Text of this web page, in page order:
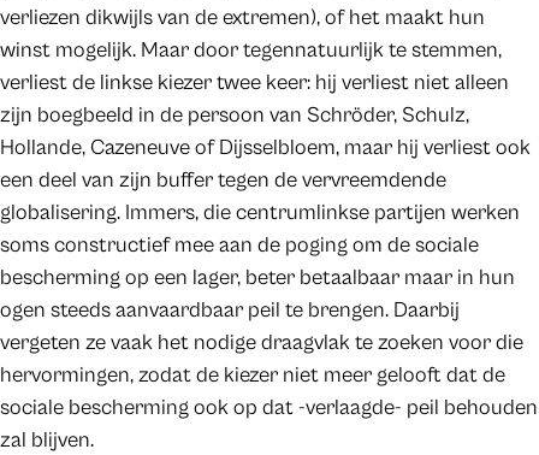
verliezen dikwijls van de extremen), of het maakt hun
winst mogelijk. Maar door tegennatuurlijk te stemmen,
verliest de linkse kiezer twee keer: hij verliest niet alleen
zijn boegbeeld in de persoon van Schröder, Schulz,
Hollande, Cazeneuve of Dijsselbloem, maar hij verliest ook
een deel van zijn buffer tegen de vervreemdende
globalisering. Immers, die centrumlinkse partijen werken
soms constructief mee aan de poging om de sociale
bescherming op een lager, beter betaalbaar maar in hun
ogen steeds aanvaardbaar peil te brengen. Daarbij
vergeten ze vaak het nodige draagvlak te zoeken voor die
hervormingen, zodat de kiezer niet meer gelooft dat de
sociale bescherming ook op dat -verlaagde- peil behouden
zal blijven.